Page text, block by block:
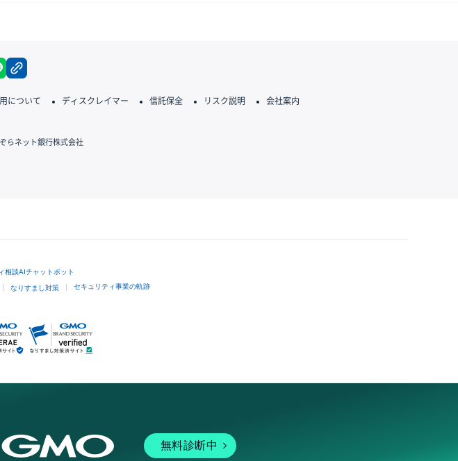
facebook
について ディスクレイマー 信託保全 リスク説明 会社案内
らネット銀行株式会社
相談AIチャットボット
なりすまし対策 セキュリティ事業の軌跡
無料診断中